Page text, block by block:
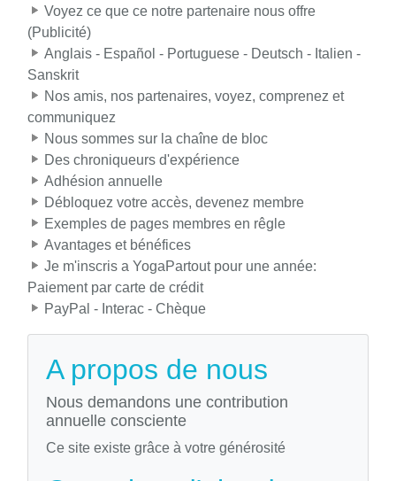
Voyez ce que ce notre partenaire nous offre
(Publicité)
Anglais - Español - Portuguese - Deutsch - Italien -
Sanskrit
Nos amis, nos partenaires, voyez, comprenez et
communiquez
Nous sommes sur la chaîne de bloc
Des chroniqueurs d'expérience
Adhésion annuelle
Débloquez votre accès, devenez membre
Exemples de pages membres en rêgle
Avantages et bénéfices
Je m'inscris a YogaPartout pour une année:
Paiement par carte de crédit
PayPal - Interac - Chèque
A propos de nous
Nous demandons une contribution
annuelle consciente
Ce site existe grâce à votre générosité